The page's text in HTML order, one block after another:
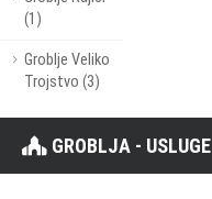
(1)
Groblje Veliko
Trojstvo (3)
GROBLJA - USLUGE